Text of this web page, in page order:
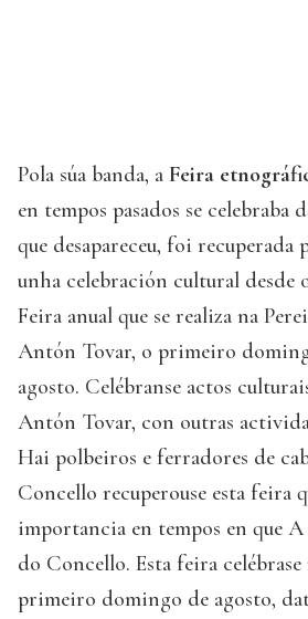
Pola súa banda, a Feira
en tempos pasados se celebraba
que desapareceu, foi
unha celebración cultural desde
Feira anual que se realiza na
Antón Tovar, o primeiro
agosto. Celébranse actos
Antón Tovar, con outras
Hai polbeiros e ferradores de
Concello recuperouse esta feira
importancia en tempos en que
do Concello. Esta feira
primeiro domingo de agosto,